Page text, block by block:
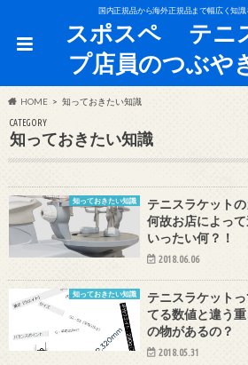
国内正規品から海外正規品まで幅広く知識
スポスペ テニ
プ店員のつぶや
HOME 知っておきたい知識
CATEGORY
知っておきたい知識
知っておきたい知識
テニスラケット
何故お店によっ
いったい何？！
2018.06.06
知っておきたい知識
テニスラケット
てる数値と違う
の物があるの？
2018.05.31